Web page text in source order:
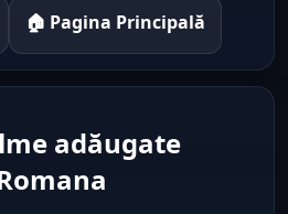
🏠 Pagina Principală
adăugate